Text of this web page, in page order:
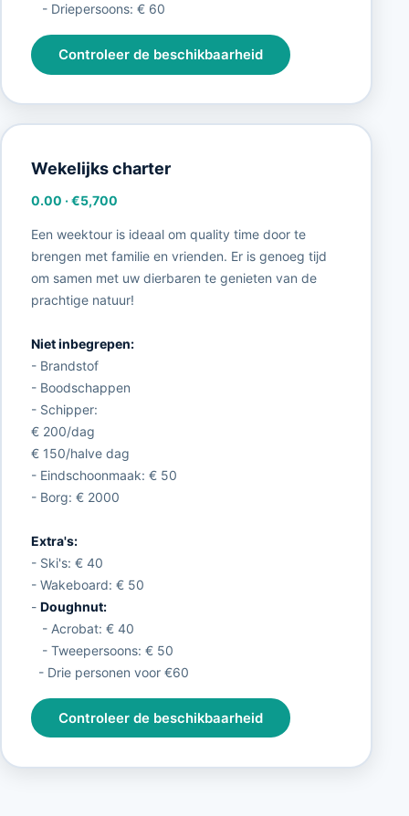
- Driepersoons: € 60
Controleer de beschikbaarheid
Wekelijks charter
0.00 ·€5,700
Een weektour is ideaal om quality time door te
brengen met familie en vrienden. Er is genoeg tijd
om samen met uw dierbaren te genieten van de
prachtige natuur!
Niet inbegrepen:
- Brandstof
- Boodschappen
- Schipper:
€ 200/dag
€ 150/halve dag
- Eindschoonmaak: € 50
- Borg: € 2000
Extra's:
- Ski's: € 40
- Wakeboard: € 50
- Doughnut:
- Acrobat: € 40
- Tweepersoons: € 50
- Drie personen voor €60
Controleer de beschikbaarheid